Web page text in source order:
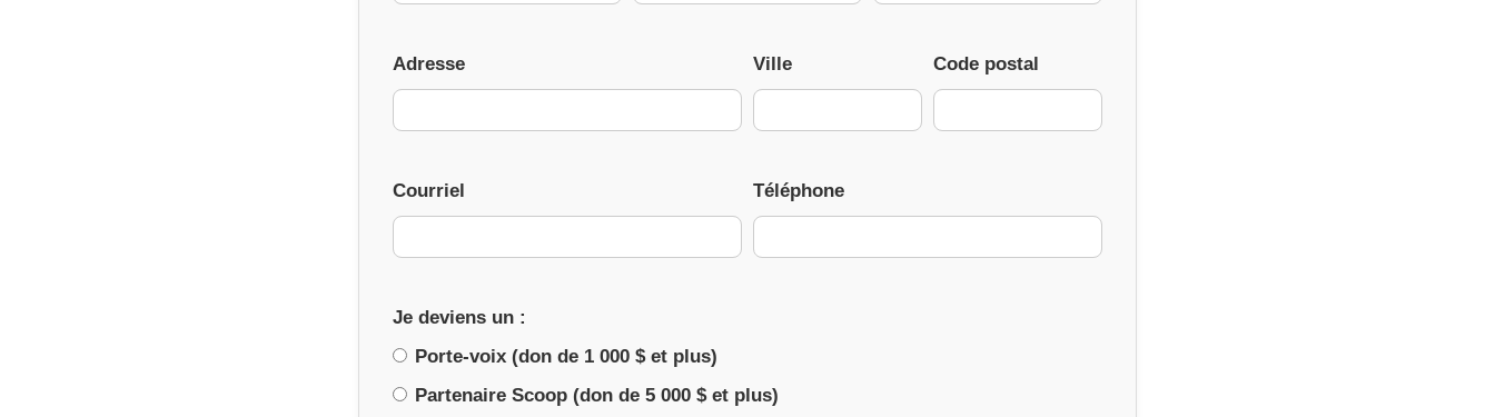
Adresse Ville Code postal
Courriel Téléphone
Je deviens un :
Porte-voix (don de 1 000 $ et plus)
Partenaire Scoop (don de 5 000 $ et plus)